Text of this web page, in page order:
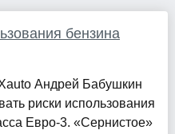
бензина
Андрей Бабушкин
риски использования
Евро-3. «Сернистое»